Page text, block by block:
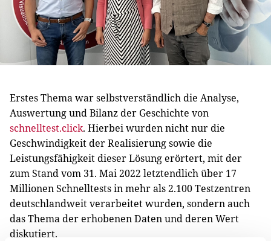
Erstes Thema war selbstverständlich die Analyse,
Auswertung und Bilanz der Geschichte von
schnelltest.click. Hierbei wurden nicht nur die
Geschwindigkeit der Realisierung sowie die
Leistungsfähigkeit dieser Lösung erörtert, mit der
zum Stand vom 31. Mai 2022 letztendlich über 17
Millionen Schnelltests in mehr als 2.100 Testzentren
deutschlandweit verarbeitet wurden, sondern auch
das Thema der erhobenen Daten und deren Wert
diskutiert.